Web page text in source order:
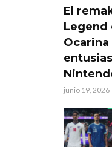
El
Legend
Ocarina
junio 19, 2026